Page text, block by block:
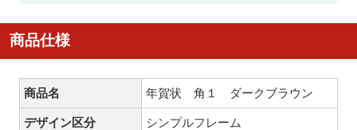
商品仕様
商品名 年賀状 角１ ダークブラウン
デザイン区分 シンプルフレーム